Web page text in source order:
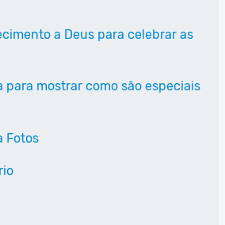
a Deus para celebrar as
para mostrar como são especiais
Fotos